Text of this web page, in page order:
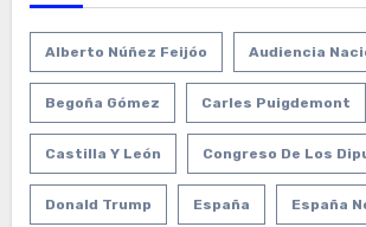
Alberto Núñez Feijóo Audiencia
Begoña Gómez Carles Puigdemont
Castilla Y León Congreso De Los
Donald Trump España España